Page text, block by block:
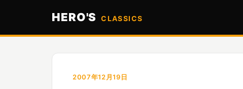
HERO'S CLASSICS
2007年12月19日